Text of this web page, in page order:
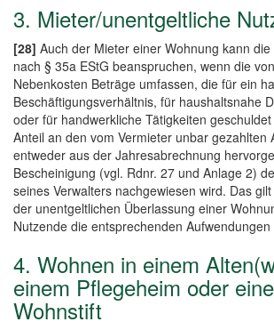
3. Mieter/unentgeltliche
[28] Auch der Mieter einer Wohnung kann
nach § 35a EStG beanspruchen, wenn die
Nebenkosten Beträge umfassen, die für ein
Beschäftigungsverhältnis, für haushaltsnahe
oder für handwerkliche Tätigkeiten
Anteil an den vom Vermieter unbar gezahlten
entweder aus der Jahresabrechnung
Bescheinigung (vgl. Rdnr. 27 und Anlage 2)
seines Verwalters nachgewiesen wird. Das
der unentgeltlichen Überlassung einer
Nutzende die entsprechenden
4. Wohnen in einem
einem Pflegeheim oder
Wohnstift